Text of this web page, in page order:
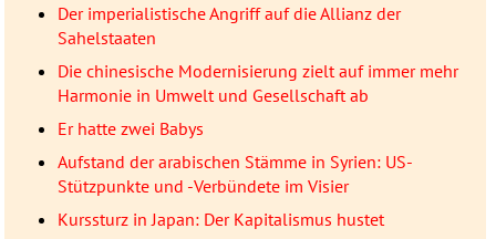
Der imperialistische Angriff auf die Allianz der
Sahelstaaten
Die chinesische Modernisierung zielt auf immer mehr
Harmonie in Umwelt und Gesellschaft ab
Er hatte zwei Babys
Aufstand der arabischen Stämme in Syrien: US-
Stützpunkte und -Verbündete im Visier
Kurssturz in Japan: Der Kapitalismus hustet